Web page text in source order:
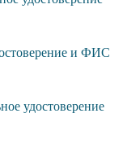
и ФИС
удостоверение